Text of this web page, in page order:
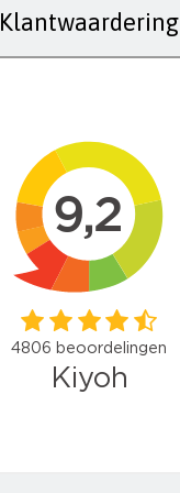
Klantwaardering